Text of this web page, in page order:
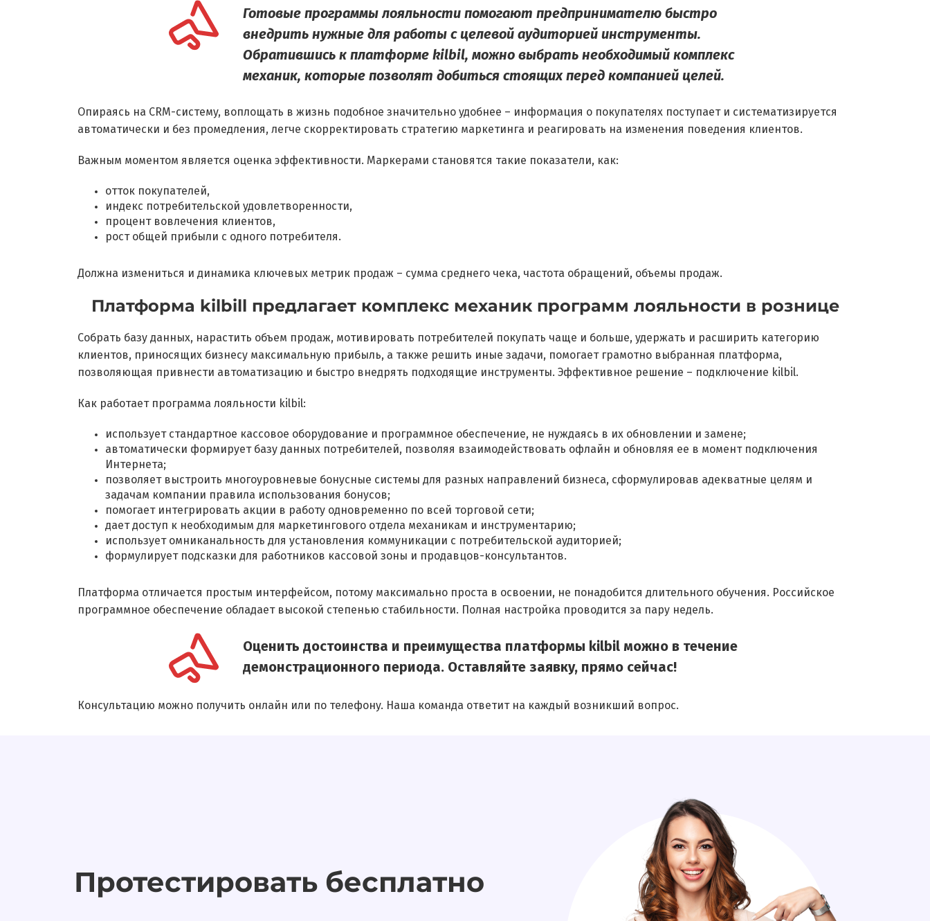
Готовые программы лояльности помогают предпринимателю быстро
внедрить нужные для работы с целевой аудиторией инструменты.
Обратившись к платформе kilbil, можно выбрать необходимый комплекс
механик, которые позволят добиться стоящих перед компанией целей.
Опираясь на CRM-систему, воплощать в жизнь подобное значительно удобнее – информация о покупателях поступает и систематизируется
автоматически и без промедления, легче скорректировать стратегию маркетинга и реагировать на изменения поведения клиентов.
Важным моментом является оценка эффективности. Маркерами становятся такие показатели, как:
отток покупателей,
индекс потребительской удовлетворенности,
процент вовлечения клиентов,
рост общей прибыли с одного потребителя.
Должна измениться и динамика ключевых метрик продаж – сумма среднего чека, частота обращений, объемы продаж.
Платформа kilbill предлагает комплекс механик программ лояльности в рознице
Собрать базу данных, нарастить объем продаж, мотивировать потребителей покупать чаще и больше, удержать и расширить категорию
клиентов, приносящих бизнесу максимальную прибыль, а также решить иные задачи, помогает грамотно выбранная платформа,
позволяющая привнести автоматизацию и быстро внедрять подходящие инструменты. Эффективное решение – подключение kilbil.
Как работает программа лояльности kilbil:
использует стандартное кассовое оборудование и программное обеспечение, не нуждаясь в их обновлении и замене;
автоматически формирует базу данных потребителей, позволяя взаимодействовать офлайн и обновляя ее в момент подключения
Интернета;
позволяет выстроить многоуровневые бонусные системы для разных направлений бизнеса, сформулировав адекватные целям и
задачам компании правила использования бонусов;
помогает интегрировать акции в работу одновременно по всей торговой сети;
дает доступ к необходимым для маркетингового отдела механикам и инструментарию;
использует омниканальность для установления коммуникации с потребительской аудиторией;
формулирует подсказки для работников кассовой зоны и продавцов-консультантов.
Платформа отличается простым интерфейсом, потому максимально проста в освоении, не понадобится длительного обучения. Российское
программное обеспечение обладает высокой степенью стабильности. Полная настройка проводится за пару недель.
Оценить достоинства и преимущества платформы kilbil можно в течение
демонстрационного периода. Оставляйте заявку, прямо сейчас!
Консультацию можно получить онлайн или по телефону. Наша команда ответит на каждый возникший вопрос.
Протестировать бесплатно